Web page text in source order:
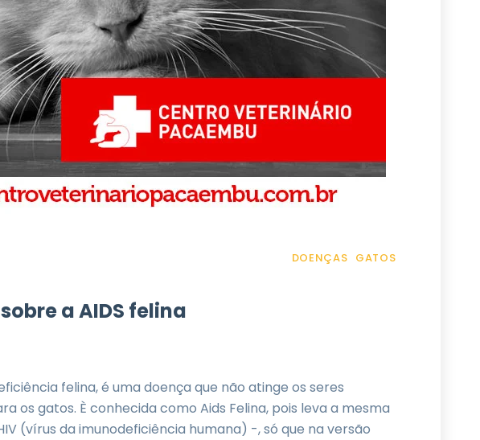
DOENÇAS GATOS
a AIDS felina
felina, é uma doença que não atinge os seres
os gatos. È conhecida como Aids Felina, pois leva a mesma
(vírus da imunodeficiência humana) -, só que na versão